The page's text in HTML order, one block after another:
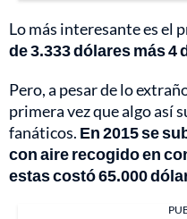
Lo más interesante es el
de 3.333 dólares más 4
Pero, a pesar de lo
primera vez que algo así
fanáticos. En 2015 se
con aire recogido en
estas costó 65.000